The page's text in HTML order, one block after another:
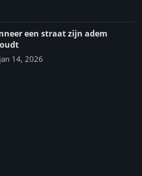
een straat zijn adem
jan 14, 2026